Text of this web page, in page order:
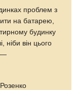
проблем з
на батарею,
будинку
він цього
—